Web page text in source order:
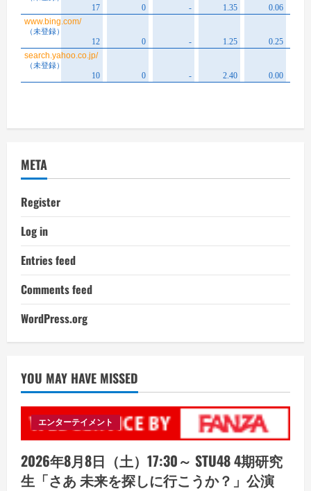
META
Register
Log in
Entries feed
Comments feed
WordPress.org
YOU MAY HAVE MISSED
エンターテイメント
2026年8月8日（土）17:30～ STU48 4期研究
生「さあ 未来を探しに行こうか？」公演